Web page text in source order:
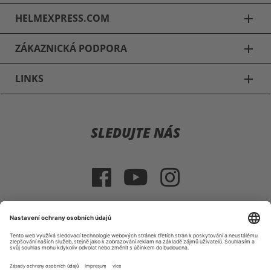
HELMEXPRESS.COM add
ZÁKAZNICKÁ PODPORA add
LINKS add
GPA Jezdecké přilby
Uvex Jezdecké přilby
Jezdecké přilby: Série
SLEDUJTE NÁS
VÝBĚR ZEMĚ